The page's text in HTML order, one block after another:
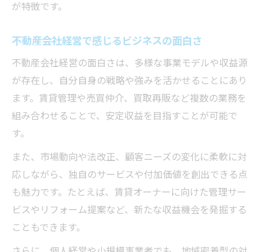
が特徴です。
不動産会社経営で感じるビジネスの面白さ
不動産会社経営の面白さは、多様な事業モデルや収益源
が存在し、自分自身の戦略や強みを活かせることにあり
ます。賃貸管理や売買仲介、買取再販など複数の業務を
組み合わせることで、安定収益を目指すことが可能で
す。
また、市場動向や法改正、顧客ニーズの変化に柔軟に対
応しながら、独自のサービスや付加価値を創出できる点
も魅力です。たとえば、賃貸オーナーに向けた管理サー
ビスやリフォーム提案など、新たな収益機会を発掘する
こともできます。